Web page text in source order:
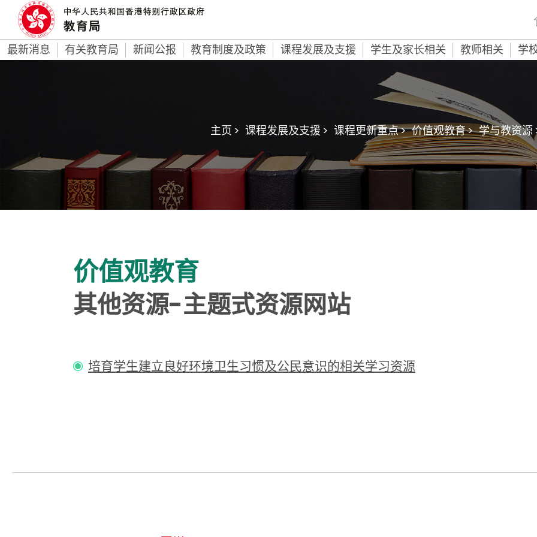
最新消息 有关教育局 新闻公报 教育制度及政策 课程发展及支援 学生及家长相关 教师相关 学
主页 > 课程发展及支援 > 课程更新重点 > 价值观教育 > 学与教资源
价值观教育
其他资源-主题式资源网站
培育学生建立良好环境卫生习惯及公民意识的相关学习资源